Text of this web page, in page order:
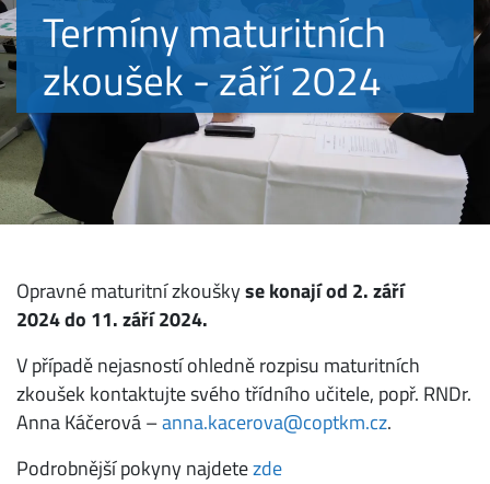
Termíny maturitních
zkoušek - září 2024
Opravné maturitní zkouškyse konají od 2. září
2024 do 11. září 2024.
V případě nejasností ohledně rozpisu maturitních
zkoušek kontaktujte svého třídního učitele, popř. RNDr.
Anna Káčerová –anna.kacerova@coptkm.cz.
Podrobnější pokyny najdetezde